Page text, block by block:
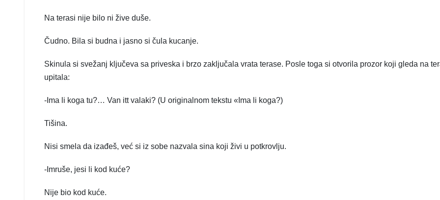
Na terasi nije bilo ni žive duše.
Čudno. Bila si budna i jasno si čula kucanje.
Skinula si svežanj ključeva sa priveska i brzo zaključala vrata terase. Posle toga si otvorila prozor koji gleda na
upitala:
-Ima li koga tu?… Van itt valaki? (U originalnom tekstu «Ima li koga?)
Tišina.
Nisi smela da izađeš, već si iz sobe nazvala sina koji živi u potkrovlju.
-Imruše, jesi li kod kuće?
Nije bio kod kuće.